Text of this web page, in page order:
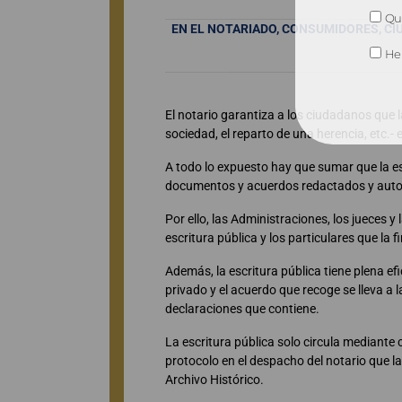
EN EL NOTARIADO, CONSUMIDORES,
El notario garantiza a los ciudadanos que
sociedad, el reparto de una herencia, etc.-
A todo lo expuesto hay que sumar que la
documentos y acuerdos redactados y
Por ello, las Administraciones, los jueces
escritura pública y los particulares que la
Además, la escritura pública tiene plena
privado y el acuerdo que recoge se lleva
declaraciones que contiene.
La escritura pública solo circula mediante
protocolo en el despacho del notario que
Archivo Histórico.